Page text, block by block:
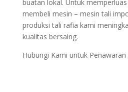
buatan lokal. Untuk
membeli mesin – mesin tali
produksi tali rafia kami
kualitas bersaing.
Hubungi Kami untuk Penawaran